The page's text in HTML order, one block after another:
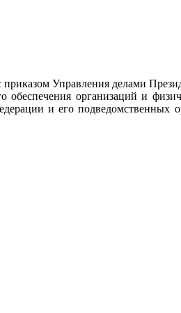
Управления делами
обеспечения организаций и
и его подведомственных